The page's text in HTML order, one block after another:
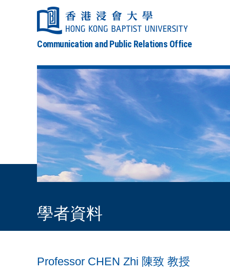
Communication and Public Relations Office
學者資料
Professor CHEN Zhi 陳致 教授